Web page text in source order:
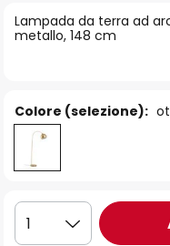
immagini
Lampada da terra ad
metallo, 148 cm
Colore (selezione):
1